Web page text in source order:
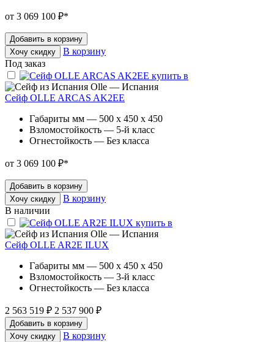
от 3 069 100 ₽*
Добавить в корзину
Хочу скидку
В корзину
Под заказ
Olle — Испания
Сейф OLLE ARCAS AK2EE
Габариты мм — 500 x 450 x 450
Взломостойкость — 5-й класс
Огнестойкость — Без класса
от 3 069 100 ₽*
Добавить в корзину
Хочу скидку
В корзину
В наличии
Olle — Испания
Сейф OLLE AR2E ILUX
Габариты мм — 500 x 450 x 450
Взломостойкость — 3-й класс
Огнестойкость — Без класса
2 563 519 ₽ 2 537 900 ₽
Добавить в корзину
Хочу скидку
В корзину